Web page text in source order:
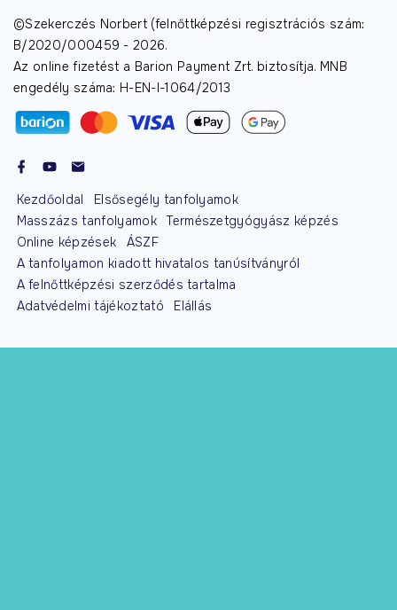
©Szekerczés Norbert (felnőttképzési regisztrációs szám:
B/2020/000459 -2026.
Az online fizetést a Barion Payment Zrt. biztosítja. MNB
engedély száma: H-EN-I-1064/2013
Kezdőoldal
Elsősegély tanfolyamok
Masszázs tanfolyamok
Természetgyógyász képzés
Online képzések
ÁSZF
A tanfolyamon kiadott hivatalos tanúsítványról
A felnőttképzési szerződés tartalma
Adatvédelmi tájékoztató
Elállás